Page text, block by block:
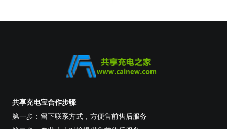
共享充电宝合作步骤
第一步：留下联系方式，方便售前售后服务